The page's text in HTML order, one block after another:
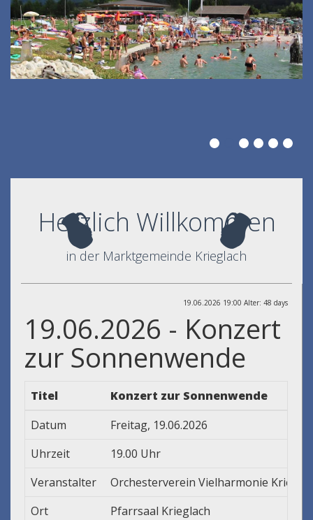
Herzlich Willkommen
in der Marktgemeinde Krieglach
19.06.2026 19:00 Alter: 48 days
19.06.2026 - Konzert
zur Sonnenwende
Titel
Konzert zur Sonnenwende
Datum
Freitag, 19.06.2026
Uhrzeit
19.00 Uhr
Veranstalter
Orchesterverein Vielharmonie
Ort
Pfarrsaal Krieglach